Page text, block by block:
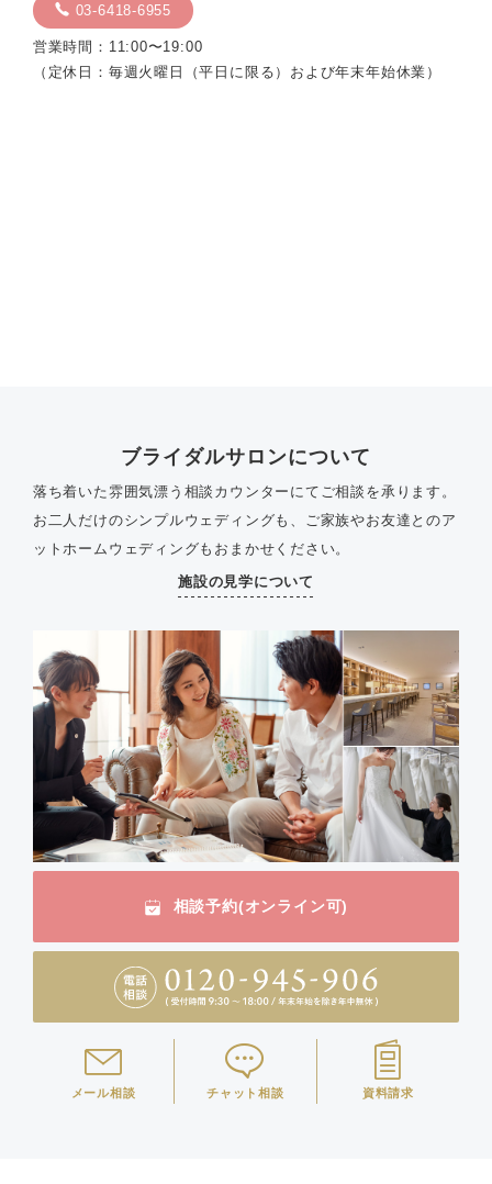
03-6418-6955
営業時間：11:00〜19:00
（定休日：毎週火曜日（平日に限る）および年末年始休業）
ブライダルサロンについて
落ち着いた雰囲気漂う相談カウンターにてご相談を承ります。
お二人だけのシンプルウェディングも、ご家族やお友達とのア
ットホームウェディングもおまかせください。
施設の見学について
相談予約(オンライン可)
メール相談 チャット相談 資料請求